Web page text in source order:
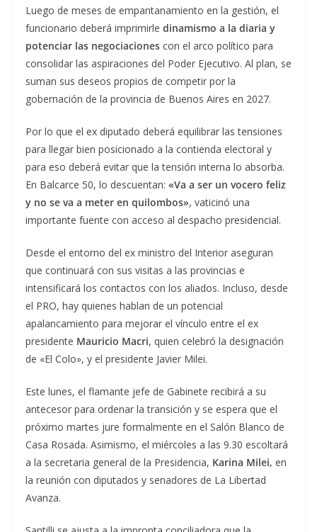
Luego de meses de empantanamiento en la gestión, el
funcionario deberá imprimirle dinamismo a la diaria y
potenciar las negociaciones con el arco político para
consolidar las aspiraciones del Poder Ejecutivo. Al plan, se
suman sus deseos propios de competir por la
gobernación de la provincia de Buenos Aires en 2027.
Por lo que el ex diputado deberá equilibrar las tensiones
para llegar bien posicionado a la contienda electoral y
para eso deberá evitar que la tensión interna lo absorba.
En Balcarce 50, lo descuentan: «Va a ser un vocero feliz
y no se va a meter en quilombos», vaticinó una
importante fuente con acceso al despacho presidencial.
Desde el entorno del ex ministro del Interior aseguran
que continuará con sus visitas a las provincias e
intensificará los contactos con los aliados. Incluso, desde
el PRO, hay quienes hablan de un potencial
apalancamiento para mejorar el vínculo entre el ex
presidente Mauricio Macri, quien celebró la designación
de «El Colo», y el presidente Javier Milei.
Este lunes, el flamante jefe de Gabinete recibirá a su
antecesor para ordenar la transición y se espera que el
próximo martes jure formalmente en el Salón Blanco de
Casa Rosada. Asimismo, el miércoles a las 9.30 escoltará
a la secretaria general de la Presidencia, Karina Milei, en
la reunión con diputados y senadores de La Libertad
Avanza.